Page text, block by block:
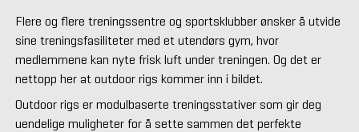
Flere og flere treningssentre og sportsklubber ønsker å utvide
sine treningsfasiliteter med et utendørs gym, hvor
medlemmene kan nyte frisk luft under treningen. Og det er
nettopp her at outdoor rigs kommer inn i bildet.
Outdoor rigs er modulbaserte treningsstativer som gir deg
uendelige muligheter for å sette sammen det perfekte